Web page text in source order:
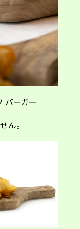
ッタ イータ
ローズン へべ
・モーレコ
発の裏側にも
ていると、と